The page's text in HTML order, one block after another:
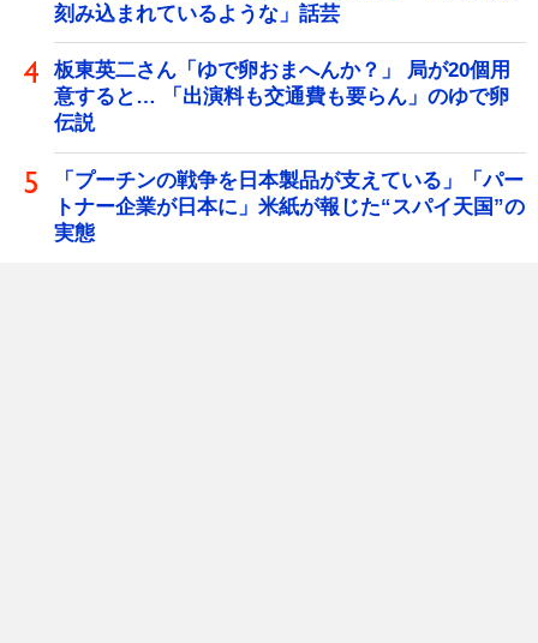
刻み込まれているような」話芸
板東英二さん「ゆで卵おまへんか？」 局が20個用
意すると… 「出演料も交通費も要らん」のゆで卵
伝説
「プーチンの戦争を日本製品が支えている」「パー
トナー企業が日本に」米紙が報じた“スパイ天国”の
実態